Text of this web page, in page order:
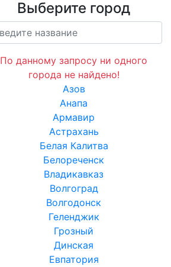
Выберите город
По данному запросу ни одного
города не найдено!
Азов
Анапа
Армавир
Астрахань
Белая Калитва
Белореченск
Владикавказ
Волгоград
Волгодонск
Геленджик
Грозный
Динская
Евпатория